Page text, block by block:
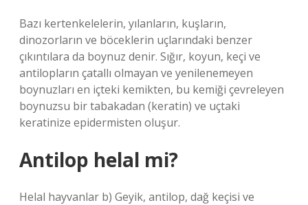
Bazı kertenkelelerin, yılanların, kuşların,
dinozorların ve böceklerin uçlarındaki benzer
çıkıntılara da boynuz denir. Sığır, koyun, keçi ve
antilopların çatallı olmayan ve yenilenemeyen
boynuzları en içteki kemikten, bu kemiği çevreleyen
boynuzsu bir tabakadan (keratin) ve uçtaki
keratinize epidermisten oluşur.
Antilop helal mi?
Helal hayvanlar b) Geyik, antilop, dağ keçisi ve